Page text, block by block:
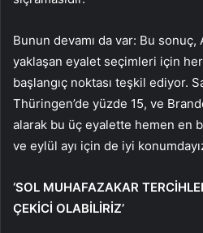
Bunun devamı da var: Bu sonuç,
yaklaşan eyalet seçimleri için
başlangıç noktası teşkil ediyor.
Thüringen’de yüzde 15, ve
alarak bu üç eyalette hemen en
ve eylül ayı için de iyi
‘SOL MUHAFAZAKAR
ÇEKİCİ OLABİLİRİZ’